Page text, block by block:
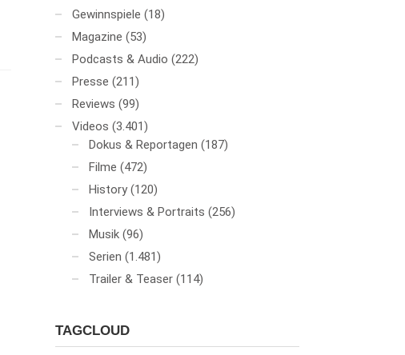
Gewinnspiele (18)
Magazine (53)
Podcasts & Audio (222)
Presse (211)
Reviews (99)
Videos (3.401)
Dokus & Reportagen (187)
Filme (472)
History (120)
Interviews & Portraits (256)
Musik (96)
Serien (1.481)
Trailer & Teaser (114)
TAGCLOUD